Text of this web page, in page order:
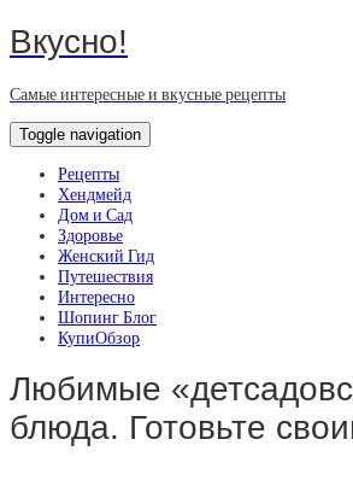
Вкусно!
Самые интересные и вкусные рецепты
Toggle navigation
Рецепты
Хендмейд
Дом и Сад
Здоровье
Женский Гид
Путешествия
Интересно
Шопинг Блог
КупиОбзор
Любимые
блюда. Готовьте